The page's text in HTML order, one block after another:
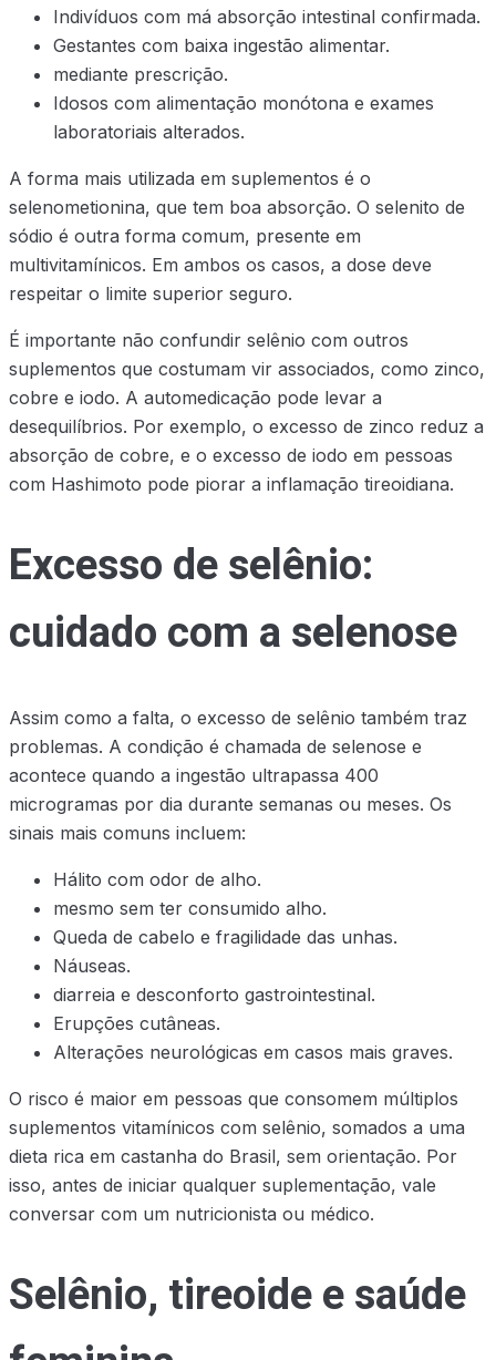
Indivíduos com má absorção intestinal confirmada.
Gestantes com baixa ingestão alimentar.
mediante prescrição.
Idosos com alimentação monótona e exames
laboratoriais alterados.
A forma mais utilizada em suplementos é o
selenometionina, que tem boa absorção. O selenito de
sódio é outra forma comum, presente em
multivitamínicos. Em ambos os casos, a dose deve
respeitar o limite superior seguro.
É importante não confundir selênio com outros
suplementos que costumam vir associados, como zinco,
cobre e iodo. A automedicação pode levar a
desequilíbrios. Por exemplo, o excesso de zinco reduz a
absorção de cobre, e o excesso de iodo em pessoas
com Hashimoto pode piorar a inflamação tireoidiana.
Excesso de selênio:
cuidado com a selenose
Assim como a falta, o excesso de selênio também traz
problemas. A condição é chamada de selenose e
acontece quando a ingestão ultrapassa 400
microgramas por dia durante semanas ou meses. Os
sinais mais comuns incluem:
Hálito com odor de alho.
mesmo sem ter consumido alho.
Queda de cabelo e fragilidade das unhas.
Náuseas.
diarreia e desconforto gastrointestinal.
Erupções cutâneas.
Alterações neurológicas em casos mais graves.
O risco é maior em pessoas que consomem múltiplos
suplementos vitamínicos com selênio, somados a uma
dieta rica em castanha do Brasil, sem orientação. Por
isso, antes de iniciar qualquer suplementação, vale
conversar com um nutricionista ou médico.
Selênio, tireoide e saúde